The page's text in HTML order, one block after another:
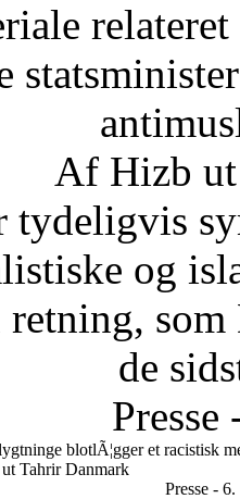
Af Hizb
tydeligvis
og
de
blotlÃ¦gger et racistisk
Tahrir Danmark
Presse -